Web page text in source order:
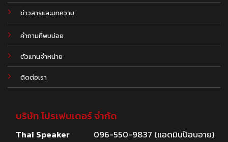
ข่าวสารและบทความ
.
คำถามที่พบบ่อย
ตัวแทนจำหน่าย
ติดต่อเรา
บริษัท โปรเฟนเดอร์ จำกัด
Thai Speaker
096-550-9837 (แอดมินป๊อบอาย)